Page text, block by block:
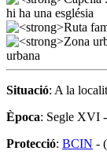
Situació: A la
Època: Segle XVI
Protecció: BCIN - (